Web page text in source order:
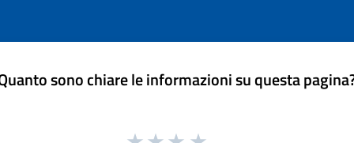
sono chiare le informazioni su questa